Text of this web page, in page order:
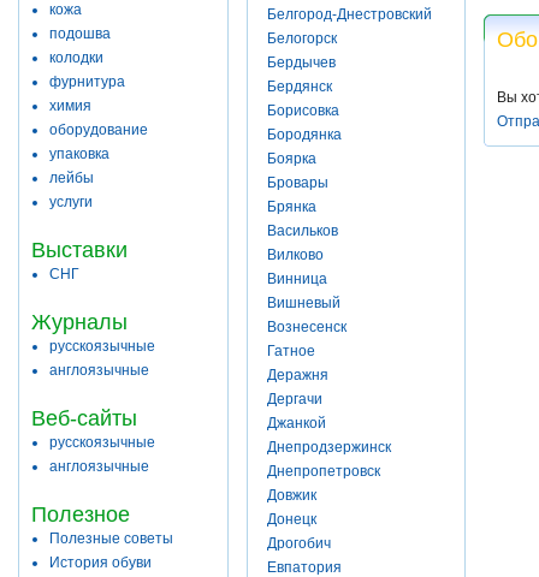
кожа
подошва
колодки
фурнитура
химия
оборудование
упаковка
лейбы
услуги
Выставки
СНГ
Журналы
русскоязычные
англоязычные
Веб-сайты
русскоязычные
англоязычные
Полезное
Полезные советы
История обуви
Белгород-Днестровский
Белогорск
Бердычев
Бердянск
Борисовка
Бородянка
Боярка
Бровары
Брянка
Васильков
Вилково
Винница
Вишневый
Вознесенск
Гатное
Деражня
Дергачи
Джанкой
Днепродзержинск
Днепропетровск
Довжик
Донецк
Дрогобич
Евпатория
Вы